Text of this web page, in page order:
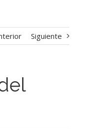
Siguiente